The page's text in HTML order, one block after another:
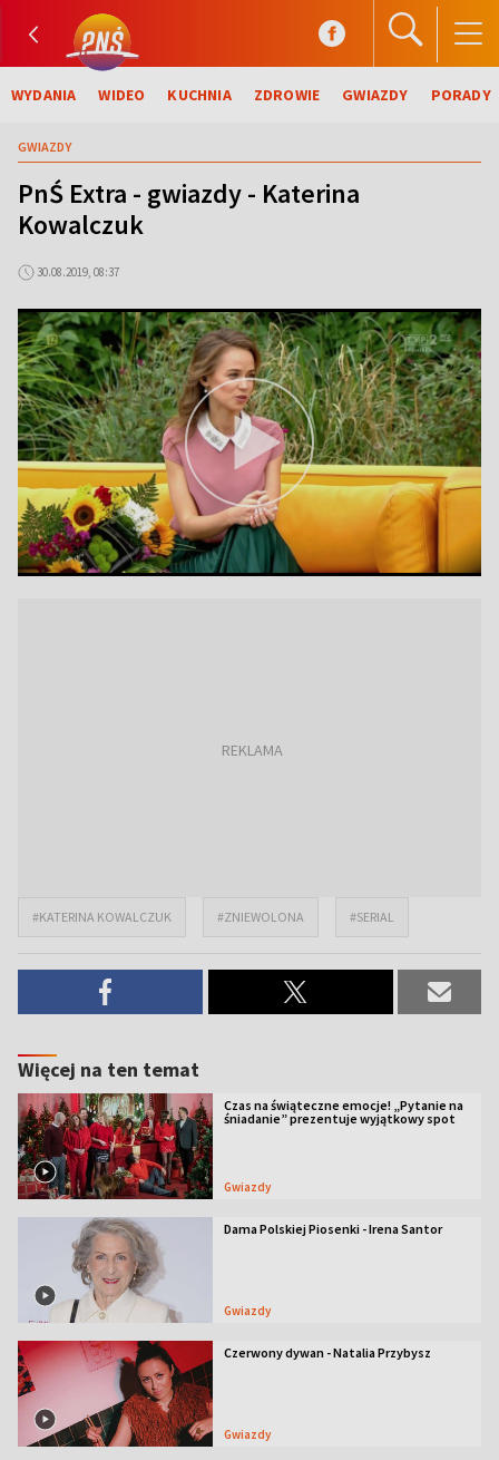
WYDANIA WIDEO KUCHNIA ZDROWIE GWIAZDY PORADY
GWIAZDY
PnŚ Extra - gwiazdy - Katerina
Kowalczuk
30.08.2019, 08:37
#KATERINA KOWALCZUK #ZNIEWOLONA #SERIAL
Więcej na ten temat
Czas na świąteczne emocje! „Pytanie na
śniadanie” prezentuje wyjątkowy spot
Gwiazdy
Dama Polskiej Piosenki - Irena Santor
Gwiazdy
Czerwony dywan - Natalia Przybysz
Gwiazdy